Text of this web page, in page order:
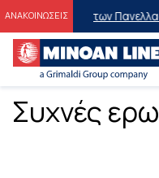
ΑΝΑΚΟΙΝΩΣΕΙΣ των
Συχνές